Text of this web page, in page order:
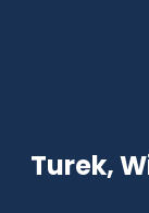
Turek,